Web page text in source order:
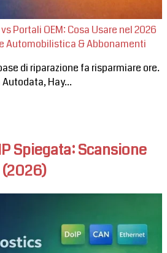
Portali OEM: Cosa Usare nel 2026
Automobilistica & Abbonamenti
di riparazione fa risparmiare ore.
Hay...
Spiegata: Scansione
(2026)